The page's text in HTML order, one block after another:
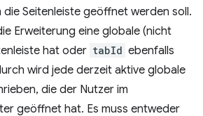
die Seitenleiste geöffnet werden soll.
Erweiterung eine globale (nicht
hat oder tabId ebenfalls
wird jede derzeit aktive globale
die der Nutzer im
geöffnet hat. Es muss entweder